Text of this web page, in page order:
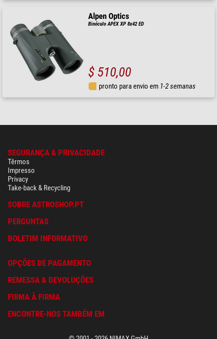
Alpen Optics
Binóculo APEX XP 8x42 ED
$ 510,00
pronto para envio em 1-2 semanas
SEGURANÇA & PRIVACIDADE
Têrmos
Impresso
Privacy
Take-back & Recycling
SOBRE ASTROSHOP.PT
PERGUNTAS
BOLETIM INFORMATIVO
OPÇÕES DE PAGAMENTO
REMESSA & DEVOLUÇÕES
FIRMA À FIRMA
ENCONTRE-NOS TAMBÉM EM